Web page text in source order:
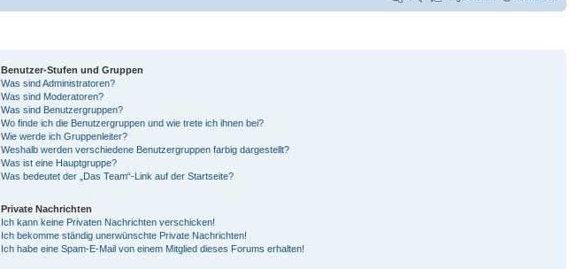
Benutzer-Stufen und Gruppen
Was sind Administratoren?
Was sind Moderatoren?
Was sind Benutzergruppen?
Wo finde ich die Benutzergruppen und wie trete ich ihnen bei?
Wie werde ich Gruppenleiter?
Weshalb werden verschiedene Benutzergruppen farbig dargestellt?
Was ist eine Hauptgruppe?
Was bedeutet der „Das Team“-Link auf der Startseite?
Private Nachrichten
Ich kann keine Privaten Nachrichten verschicken!
Ich bekomme ständig unerwünschte Private Nachrichten!
Ich habe eine Spam-E-Mail von einem Mitglied dieses Forums erhalten!